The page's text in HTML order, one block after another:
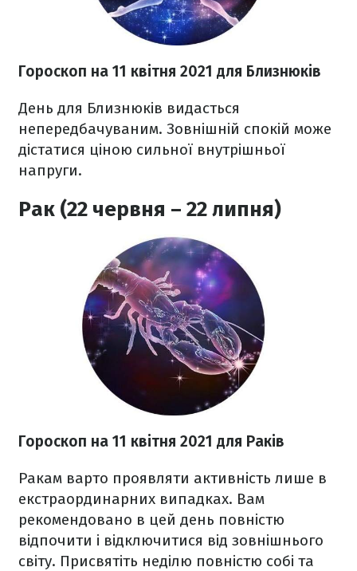
Гороскоп на 11 квітня 2021 для Близнюків
День для Близнюків видасться
непередбачуваним. Зовнішній спокій може
дістатися ціною сильної внутрішньої
напруги.
Рак (22 червня – 22 липня)
Гороскоп на 11 квітня 2021 для Раків
Ракам варто проявляти активність лише в
екстраординарних випадках. Вам
рекомендовано в цей день повністю
відпочити і відключитися від зовнішнього
світу. Присвятіть неділю повністю собі та